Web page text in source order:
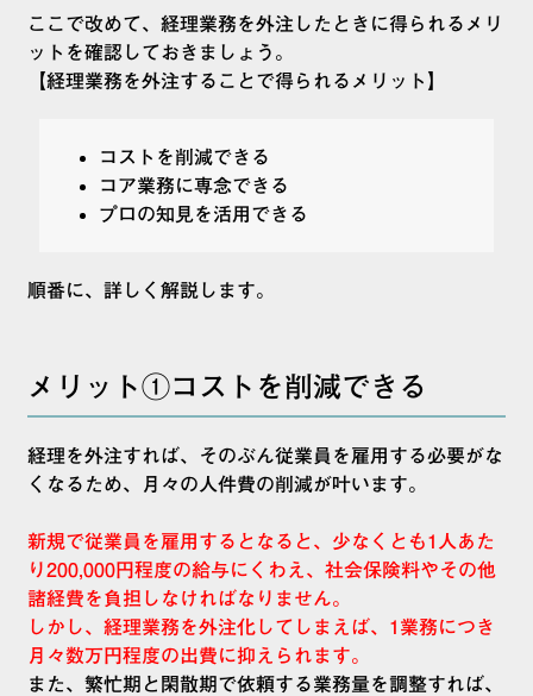
ここで改めて、経理業務を外注したときに得られるメリ
ットを確認しておきましょう。
【経理業務を外注することで得られるメリット】
コストを削減できる
コア業務に専念できる
プロの知見を活用できる
順番に、詳しく解説します。
メリット①コストを削減できる
経理を外注すれば、そのぶん従業員を雇用する必要がな
くなるため、月々の人件費の削減が叶います。
新規で従業員を雇用するとなると、少なくとも1人あた
り200,000円程度の給与にくわえ、社会保険料やその他
諸経費を負担しなければなりません。
しかし、経理業務を外注化してしまえば、1業務につき
月々数万円程度の出費に抑えられます。
また、繁忙期と閑散期で依頼する業務量を調整すれば、